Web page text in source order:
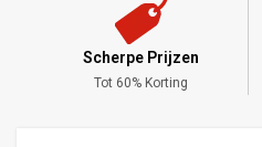
Scherpe Prijzen
Tot 60% Korting